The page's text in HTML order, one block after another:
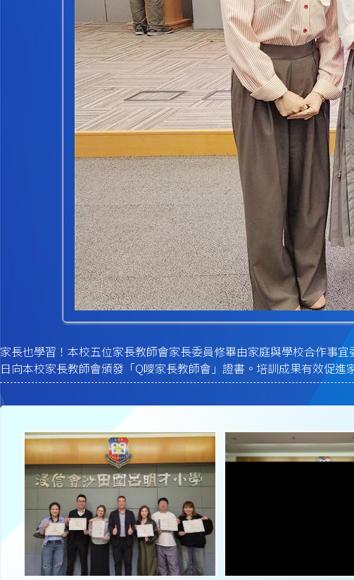
家長也學習！本校五位家長教師會家長委員修畢由家庭與學校合作事
日向本校家長教師會頒發「Q嘜家長教師會」證書。培訓成果有效促進